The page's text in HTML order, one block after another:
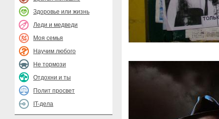
Здоровье или жизнь
Леди и медведи
Моя семья
Научим любого
Не тормози
Отдохни и ты
Полит просвет
IT-дела